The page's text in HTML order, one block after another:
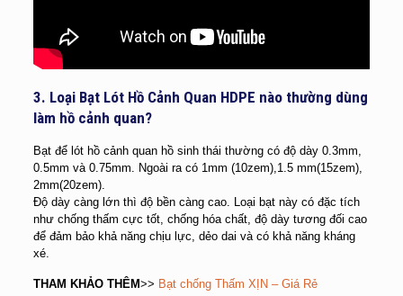
3. Loại Bạt Lót Hồ Cảnh Quan HDPE nào thường dùng
làm hồ cảnh quan?
Bạt để lót hồ cảnh quan hồ sinh thái thường có độ dày 0.3mm,
0.5mm và 0.75mm. Ngoài ra có 1mm (10zem),1.5 mm(15zem),
2mm(20zem).
Độ dày càng lớn thì độ bền càng cao. Loại bạt này có đặc tích
như chống thấm cực tốt, chống hóa chất, độ dày tương đối cao
để đảm bảo khả năng chịu lực, dẻo dai và có khả năng kháng
xé.
THAM KHẢO THÊM>> Bạt chống Thấm XỊN – Giá Rẻ